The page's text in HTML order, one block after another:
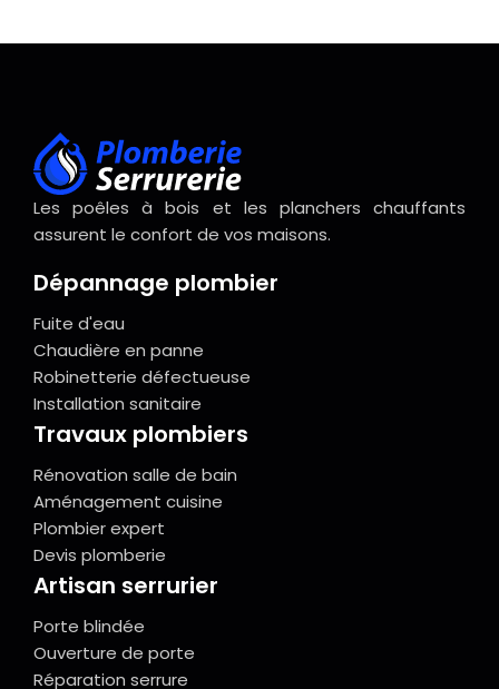
Les poêles à bois et les planchers chauffants
assurent le confort de vos maisons.
Dépannage plombier
Fuite d'eau
Chaudière en panne
Robinetterie défectueuse
Installation sanitaire
Travaux plombiers
Rénovation salle de bain
Aménagement cuisine
Plombier expert
Devis plomberie
Artisan serrurier
Porte blindée
Ouverture de porte
Réparation serrure